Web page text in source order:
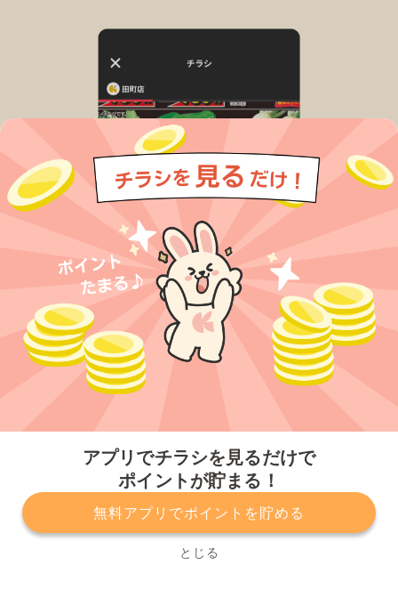
アプリでチラシを見るだけで
ポイントが貯まる！
無料アプリでポイントを貯める
とじる
プライバシーポリシー 利用規約
運営会社
サービスに関してのお問い合わせ